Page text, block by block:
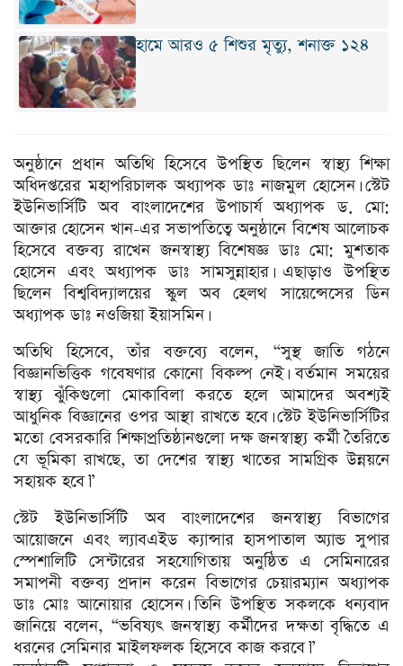
হামে আরও ৫ শিশুর মৃত্যু, শনাক্ত ১২৪
অনুষ্ঠানে প্রধান অতিথি হিসেবে উপস্থিত ছিলেন স্বাস্থ্য শিক্ষা
অধিদপ্তরের মহাপরিচালক অধ্যাপক ডাঃ নাজমুল হোসেন। স্টেট
ইউনিভার্সিটি অব বাংলাদেশের উপাচার্য অধ্যাপক ড. মো:
আক্তার হোসেন খান-এর সভাপতিত্বে অনুষ্ঠানে বিশেষ আলোচক
হিসেবে বক্তব্য রাখেন জনস্বাস্থ্য বিশেষজ্ঞ ডাঃ মো: মুশতাক
হোসেন এবং অধ্যাপক ডাঃ সামসুন্নাহার। এছাড়াও উপস্থিত
ছিলেন বিশ্ববিদ্যালয়ের স্কুল অব হেলথ সায়েন্সেসের ডিন
অধ্যাপক ডাঃ নওজিয়া ইয়াসমিন।
অতিথি হিসেবে, তাঁর বক্তব্যে বলেন, “সুস্থ জাতি গঠনে
বিজ্ঞানভিত্তিক গবেষণার কোনো বিকল্প নেই। বর্তমান সময়ের
স্বাস্থ্য ঝুঁকিগুলো মোকাবিলা করতে হলে আমাদের অবশ্যই
আধুনিক বিজ্ঞানের ওপর আস্থা রাখতে হবে। স্টেট ইউনিভার্সিটির
মতো বেসরকারি শিক্ষাপ্রতিষ্ঠানগুলো দক্ষ জনস্বাস্থ্য কর্মী তৈরিতে
যে ভূমিকা রাখছে, তা দেশের স্বাস্থ্য খাতের সামগ্রিক উন্নয়নে
সহায়ক হবে।”
স্টেট ইউনিভার্সিটি অব বাংলাদেশের জনস্বাস্থ্য বিভাগের
আয়োজনে এবং ল্যাবএইড ক্যান্সার হাসপাতাল অ্যান্ড সুপার
স্পেশালিটি সেন্টারের সহযোগিতায় অনুষ্ঠিত এ সেমিনারের
সমাপনী বক্তব্য প্রদান করেন বিভাগের চেয়ারম্যান অধ্যাপক
ডাঃ মোঃ আনোয়ার হোসেন। তিনি উপস্থিত সকলকে ধন্যবাদ
জানিয়ে বলেন, “ভবিষ্যৎ জনস্বাস্থ্য কর্মীদের দক্ষতা বৃদ্ধিতে এ
ধরনের সেমিনার মাইলফলক হিসেবে কাজ করবে।”